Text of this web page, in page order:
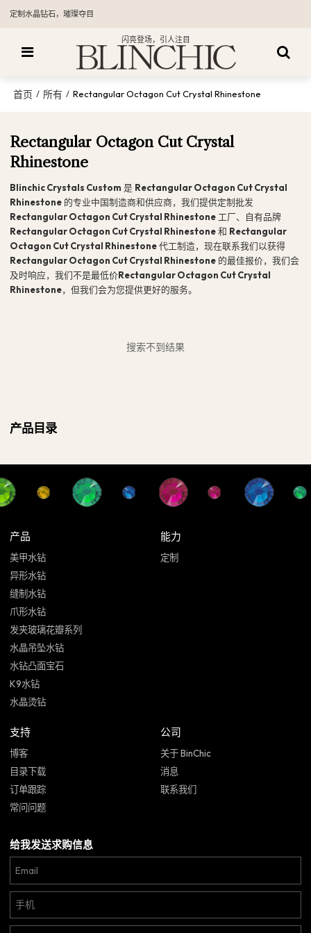
定制水晶钻石，璀璨夺目
闪亮登场，引人注目
首页 / 所有 / Rectangular Octagon Cut Crystal Rhinestone
Rectangular Octagon Cut Crystal
Rhinestone
Blinchic Crystals Custom 是 Rectangular Octagon Cut Crystal
Rhinestone 的专业中国制造商和供应商，我们提供定制批发
Rectangular Octagon Cut Crystal Rhinestone 工厂、自有品牌
Rectangular Octagon Cut Crystal Rhinestone和 Rectangular
Octagon Cut Crystal Rhinestone代工制造，现在联系我们以获得
Rectangular Octagon Cut Crystal Rhinestone 的最佳报价，我们会
及时响应，我们不是最低价Rectangular Octagon Cut Crystal
Rhinestone，但我们会为您提供更好的服务。
搜索不到结果
产品目录
产品
美甲水钻
异形水钻
缝制水钻
爪形水钻
发夹玻璃花瓣系列
水晶吊坠水钻
水钻凸面宝石
K9水钻
水晶烫钻
能力
定制
支持
博客
目录下载
订单跟踪
常问问题
公司
关于 BinChic
消息
联系我们
给我发送求购信息